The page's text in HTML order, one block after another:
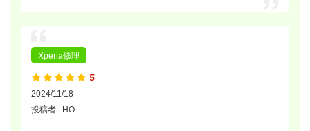
Xperia修理
2024/11/18
投稿者 : HO